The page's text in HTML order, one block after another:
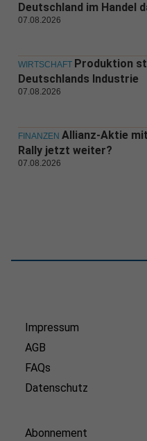
Deutschland im Handel
07.08.2026
WIRTSCHAFT Produktion
Deutschlands Industrie
07.08.2026
FINANZEN Allianz-Aktie
Rally jetzt weiter?
07.08.2026
Impressum
AGB
FAQs
Datenschutz
Abonnement